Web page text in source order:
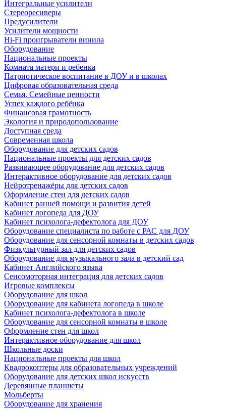
Интегральные усилители
Стереоресиверы
Предусилители
Усилители мощности
Hi-Fi проигрыватели винила
Оборудование
Национальные проекты
Комната матери и ребенка
Патриотическое воспитание в ДОУ и в школах
Цифровая образовательная среда
Семья. Семейные ценности
Успех каждого ребёнка
Финансовая грамотность
Экология и природопользование
Доступная среда
Современная школа
Оборудование для детских садов
Национальные проекты для детских садов
Развивающее оборудование для детских садов
Интерактивное оборудование для детских садов
Нейротренажёры для детских садов
Оформление стен для детских садов
Кабинет ранней помощи и развития детей
Кабинет логопеда для ДОУ
Кабинет психолога-дефектолога для ДОУ
Оборудование специалиста по работе с РАС для ДОУ
Оборудование для сенсорной комнаты в детских садов
Физкультурный зал для детских садов
Оборудование для музыкального зала в детский сад
Кабинет Английского языка
Сенсомоторная интеграция для детских садов
Игровые комплексы
Оборудование для школ
Оборудование для кабинета логопеда в школе
Кабинет психолога-дефектолога в школе
Оборудование для сенсорной комнаты в школе
Оформление стен для школ
Интерактивное оборудование для школ
Школьные доски
Национальные проекты для школ
Квадрокоптеры для образовательных учреждений
Оборудование для детских школ искусств
Деревянные планшеты
Мольберты
Оборудование для хранения